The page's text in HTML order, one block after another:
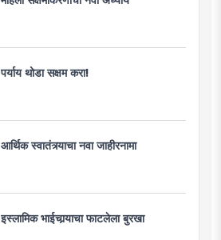
पर्याय थोडा सक्षम करा!
आर्थिक स्वातंत्र्याचा नवा जाहीरनामा
इस्लामिक भाईचार्‍याचा फाटलेला बुरखा